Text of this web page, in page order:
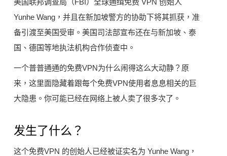
美国联邦调查局（FBI）全球通缉免费 VPN 创始人
Yunhe Wang，并且在新加坡警方的协助下将其抓获，准
备引渡至美国受审。美国司法部宣布还在与新加坡、泰
国、德国等地执法机构合作侦查中。
一个普普通通的免费VPN为什么闹得这么大动静？原
来，这里面隐藏着跟每个免费VPN使用者息息相关的巨
大隐患。你可能已经在网络上被人卖了很多次了。
发生了什么？
这个免费VPN 的创始人已经被证实名为 Yunhe Wang，